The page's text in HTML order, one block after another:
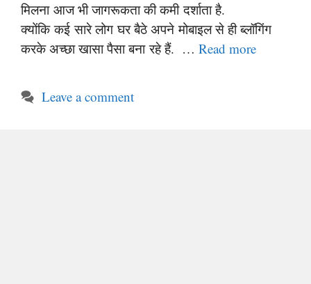
मिलना आज भी जागरूकता की कमी दर्शाता है.
क्योंकि कई सारे लोग घर बैठे अपने मोबाइल से ही ब्लॉगिंग
करके अच्छा खासा पैसा बना रहे हैं. … Read more
Leave a comment